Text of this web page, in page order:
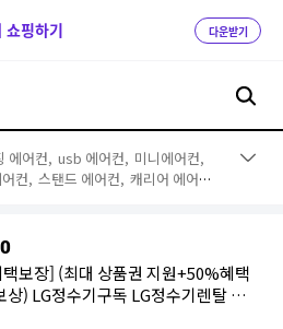
쇼핑하기 다운받기
에어컨, usb 에어컨, 미니에어컨,
컨, 스탠드 에어컨, 캐리어 에어컨,
급,
보장] (최대 상품권 지원+50%혜택
) LG정수기구독 LG정수기렌탈 공기